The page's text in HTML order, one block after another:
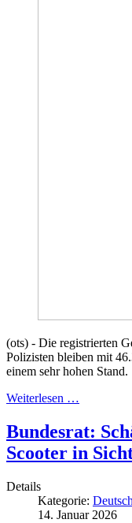
(ots) - Die registrierten
Polizisten bleiben mit
einem sehr hohen Stand.
Weiterlesen …
Bundesrat:
Scooter in
Details
Kategorie:
14. Januar 2026